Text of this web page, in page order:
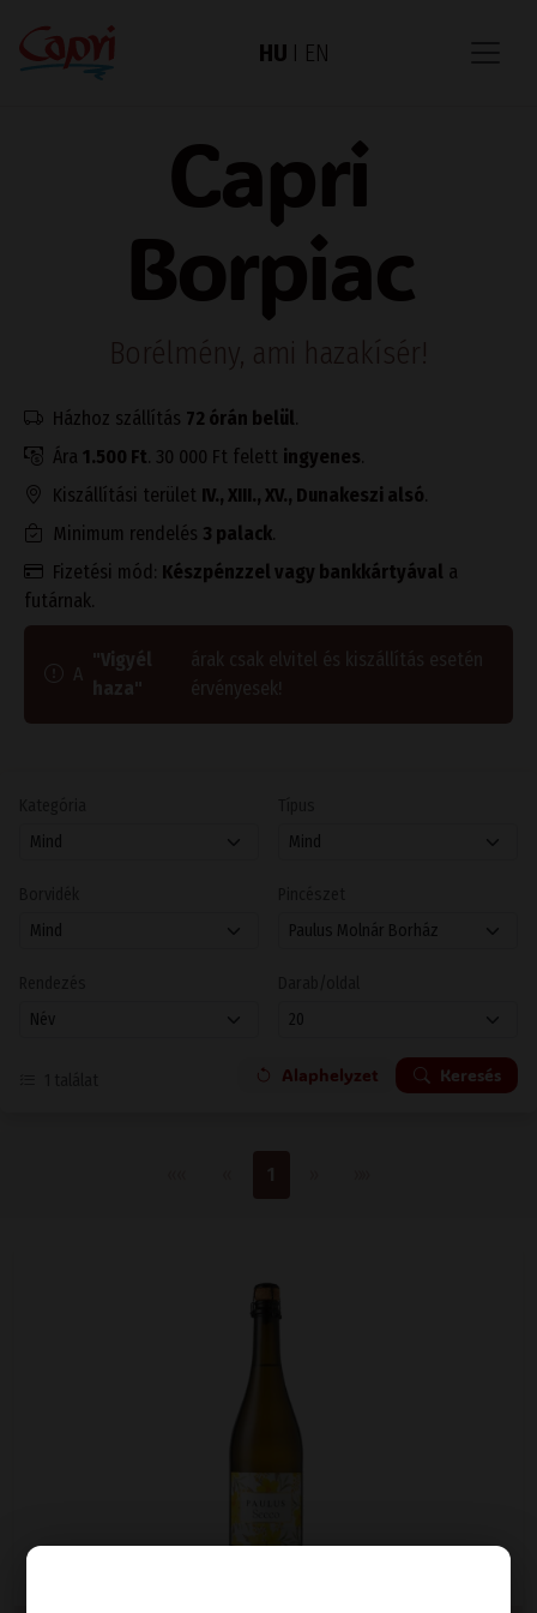
HU I EN
Capri
Borpiac
Borélmény, ami hazakísér!
Házhoz szállítás 72 órán belül .
Ára 1.500 Ft. 30 000 Ft felett ingyenes.
Kiszállítási terület IV., XIII., XV., Dunakeszi alsó.
Minimum rendelés 3 palack.
Fizetési mód: Készpénzzel vagy bankkártyával a
futárnak.
Alaphelyzet Keresés